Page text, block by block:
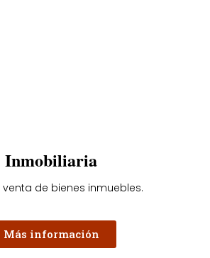
Inmobiliaria
venta de bienes inmuebles.
Más información